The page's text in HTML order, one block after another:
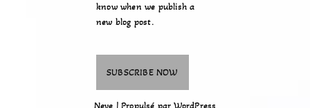
know when we publish a
new blog post.
Neve | Propulsé par WordPress